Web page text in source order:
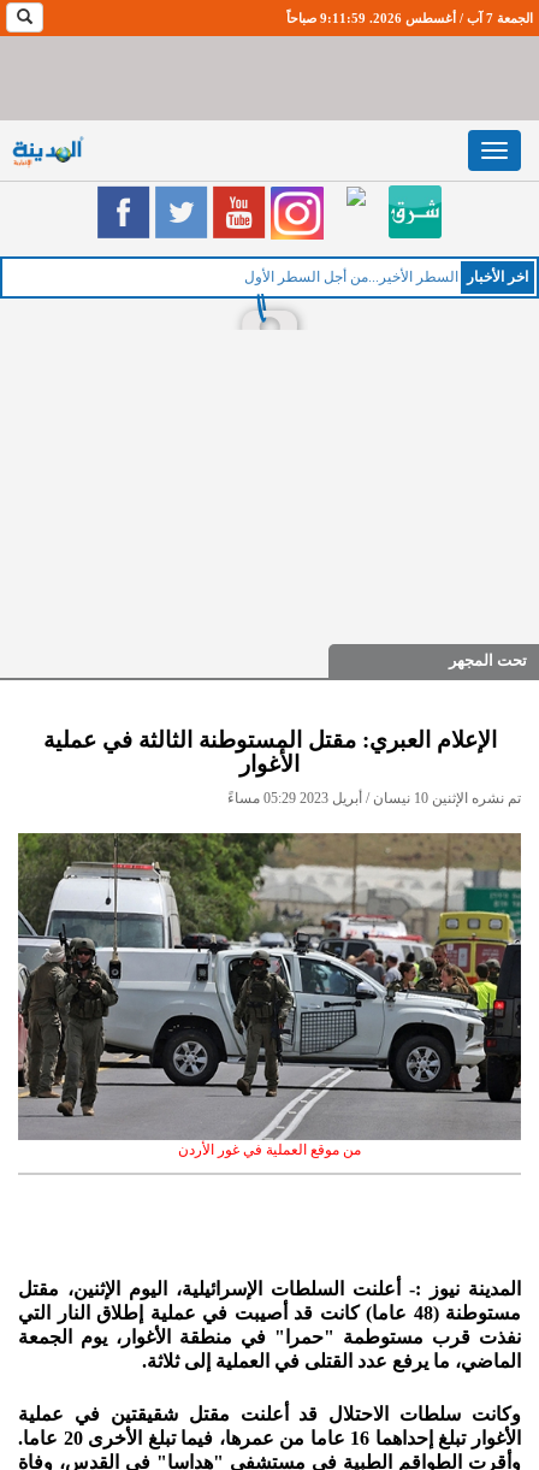
الجمعة 7 آب / أغسطس 2026. 9:12:0 صباحاً
Toggle
navigation
اخر اﻷخبار
تحت المجهر
الإعلام العبري: مقتل المستوطنة الثالثة في عملية
الأغوار
تم نشره الإثنين 10 نيسان / أبريل 2023 05:29 مساءً
من موقع العملية في غور الأردن
المدينة نيوز :- أعلنت السلطات الإسرائيلية، اليوم الإثنين، مقتل
مستوطنة (48 عاما) كانت قد أصيبت في عملية إطلاق النار التي
نفذت قرب مستوطمة "حمرا" في منطقة الأغوار، يوم الجمعة
الماضي، ما يرفع عدد القتلى في العملية إلى ثلاثة.
وكانت سلطات الاحتلال قد أعلنت مقتل شقيقتين في عملية
الأغوار تبلغ إحداهما 16 عاما من عمرها، فيما تبلغ الأخرى 20 عاما.
وأقرت الطواقم الطبية في مستشفى "هداسا" في القدس، وفاة